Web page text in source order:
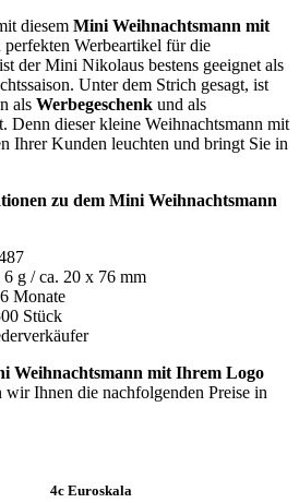
diesem Mini Weihnachtsmann mit
perfekten Werbeartikel für die
der Mini Nikolaus bestens geeignet als
Unter dem Strich gesagt, ist
als Werbegeschenk und als
Denn dieser kleine Weihnachtsmann mit
Ihrer Kunden leuchten und bringt Sie in
zu dem Mini Weihnachtsmann
6 g / ca. 20 x 76 mm
Monate
Stück
Weihnachtsmann mit Ihrem Logo
wir Ihnen die nachfolgenden Preise in
4c Euroskala